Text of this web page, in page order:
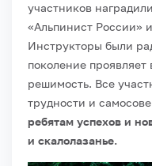
участников
«Альпинист России»
Инструкторы были
поколение проявляет
решимость. Все
трудности и
ребятам успехов и
и скалолазанье.